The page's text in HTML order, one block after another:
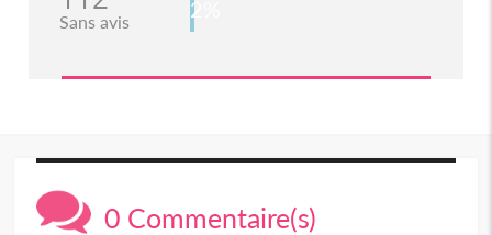
Sans avis 2%
0 Commentaire(s)